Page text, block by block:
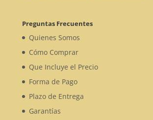
Preguntas Frecuentes
Quienes Somos
Cómo Comprar
Que Incluye el Precio
Forma de Pago
Plazo de Entrega
Garantías